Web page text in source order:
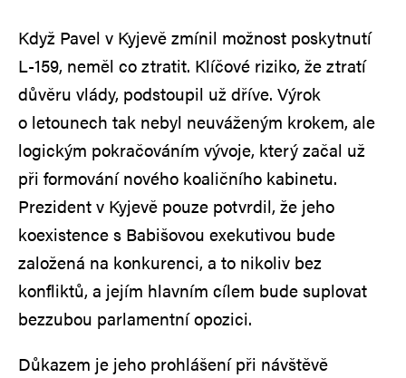
Když Pavel v Kyjevě zmínil možnost poskytnutí
L‑159, neměl co ztratit. Klíčové riziko, že ztratí
důvěru vlády, podstoupil už dříve. Výrok
o letounech tak nebyl neuváženým krokem, ale
logickým pokračováním vývoje, který začal už
při formování nového koaličního kabinetu.
Prezident v Kyjevě pouze potvrdil, že jeho
koexistence s Babišovou exekutivou bude
založená na konkurenci, a to nikoliv bez
konfliktů, a jejím hlavním cílem bude suplovat
bezzubou parlamentní opozici.
Důkazem je jeho prohlášení při návštěvě